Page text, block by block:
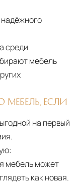
надёжного
среди
мебель
МЕБЕЛЬ, ЕСЛИ
на первый
мебель может
как новая.